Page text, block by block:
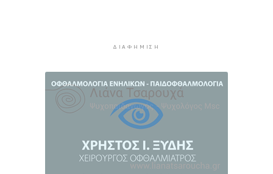
ανοιχτά της ΣερίφουΔΙΑΦΉΜΙΣΗ